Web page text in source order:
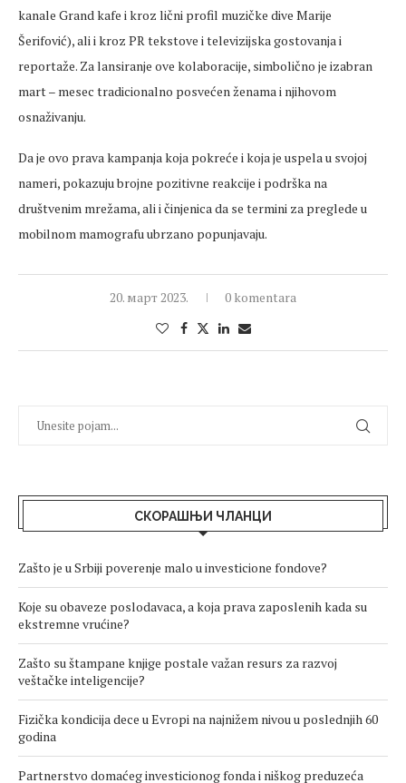
kanale Grand kafe i kroz lični profil muzičke dive Marije
Šerifović), ali i kroz PR tekstove i televizijska gostovanja i
reportaže. Za lansiranje ove kolaboracije, simbolično je izabran
mart – mesec tradicionalno posvećen ženama i njihovom
osnaživanju.
Da je ovo prava kampanja koja pokreće i koja je uspela u svojoj
nameri, pokazuju brojne pozitivne reakcije i podrška na
društvenim mrežama, ali i činjenica da se termini za preglede u
mobilnom mamografu ubrzano popunjavaju.
20. март 2023. 0 komentara
СКОРАШЊИ ЧЛАНЦИ
Zašto je u Srbiji poverenje malo u investicione fondove?
Koje su obaveze poslodavaca, a koja prava zaposlenih kada su
ekstremne vrućine?
Zašto su štampane knjige postale važan resurs za razvoj
veštačke inteligencije?
Fizička kondicija dece u Evropi na najnižem nivou u poslednjih 60
godina
Partnerstvo domaćeg investicionog fonda i niškog preduzeća